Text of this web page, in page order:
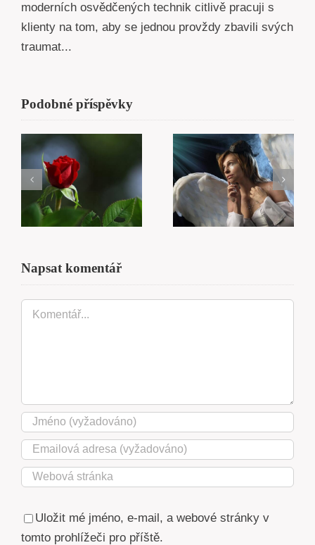
moderních osvědčených technik citlivě pracuji s
klienty na tom, aby se jednou provždy zbavili svých
traumat...
Podobné příspěvky
Karma Smrt
Napsat komentář
Komentář
Uložit mé jméno, e-mail, a webové stránky v
tomto prohlížeči pro příště.